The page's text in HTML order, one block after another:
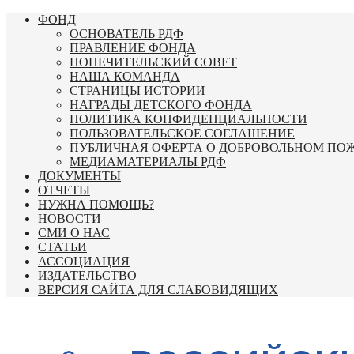
Перейти
содержимому
ФОНД
ОСНОВАТЕЛЬ РДФ
ПРАВЛЕНИЕ ФОНДА
ПОПЕЧИТЕЛЬСКИЙ СОВЕТ
НАША КОМАНДА
СТРАНИЦЫ ИСТОРИИ
НАГРАДЫ ДЕТСКОГО ФОНДА
ПОЛИТИКА КОНФИДЕНЦИАЛЬНОСТИ
ПОЛЬЗОВАТЕЛЬСКОЕ СОГЛАШЕНИЕ
ПУБЛИЧНАЯ ОФЕРТА О ДОБРОВОЛЬНОМ
МЕДИАМАТЕРИАЛЫ РДФ
ДОКУМЕНТЫ
ОТЧЕТЫ
НУЖНА ПОМОЩЬ?
НОВОСТИ
СМИ О НАС
СТАТЬИ
АССОЦИАЦИЯ
ИЗДАТЕЛЬСТВО
ВЕРСИЯ САЙТА ДЛЯ СЛАБОВИДЯЩИХ